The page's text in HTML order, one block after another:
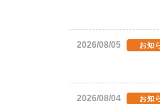
2026/08/05 お知
2026/08/04 お知